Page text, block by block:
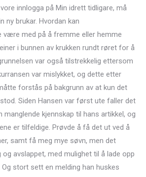
innlogga på Min idrett tidligare, må
ny brukar. Hvordan kan
være med på å fremme eller hemme
i bunnen av krukken rundt røret for å
var også tilstrekkelig ettersom
var mislykket, og dette etter
forstås på bakgrunn av at kun det
Siden Hansen var først ute faller det
manglende kjennskap til hans artikkel, og
er tilfeldige. Prøvde å få det ut ved å
samt få meg mye søvn, men det
og avslappet, med mulighet til å lade opp
stort sett en melding han huskes